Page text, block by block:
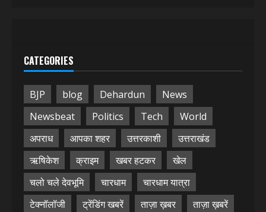
CATEGORIES
BJP blog Dehardun
News
Newsbeat
Politics Tech
World
अपराध
आपका शहर उत्तरकाशी
उत्तराखंड
ऋषिकेश
क्राइम खबर हटकर
खेल
चलो चले देवभूमि
चारधाम
चारधाम यात्रा
टेक्नॉलॉजी
ट्रेंडिंग खबरें ताज़ा ख़बर
ताज़ा ख़बरें